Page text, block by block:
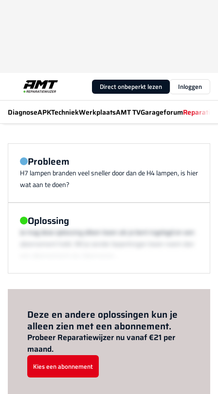
Direct onbeperkt lezen Inloggen
DiagnoseAPKTechniekWerkplaatsAMT TVGarageforum
Probleem
H7 lampen branden veel sneller door dan de H4 lampen, is hier
wat aan te doen?
Oplossing
Je mag deze oplossing alleen lezen als je bent ingelogd en een
Deze en andere oplossingen kun je
alleen zien met een abonnement.
Probeer Reparatiewijzer nu vanaf €21 per
maand.
Kies een abonnement